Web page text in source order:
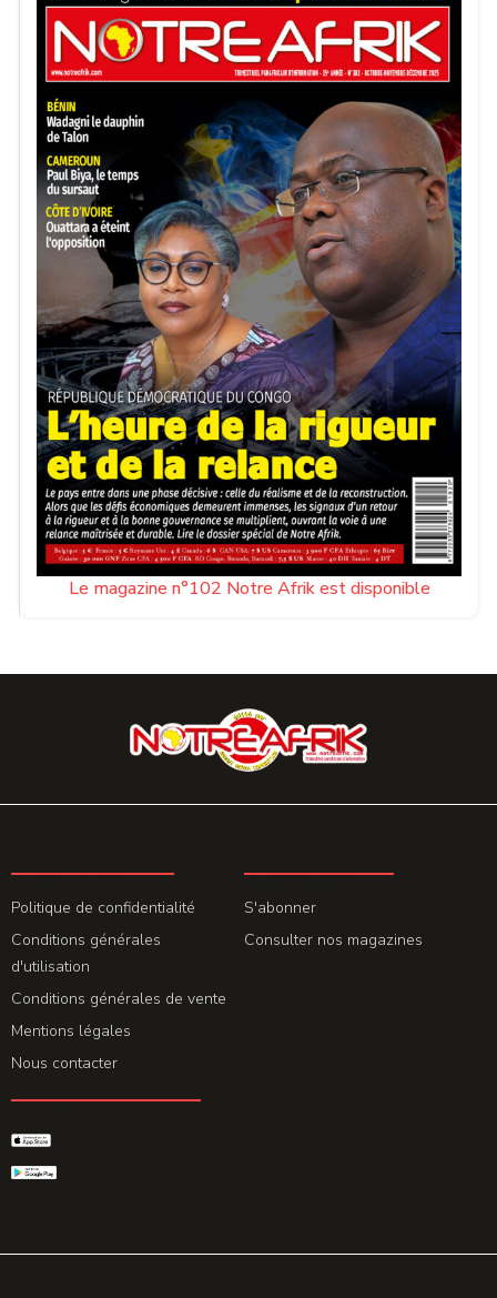
Le magazine n°102 Notre Afrik est disponible
Politique de confidentialité
Conditions générales
d'utilisation
Conditions générales de vente
Mentions légales
Nous contacter
S'abonner
Consulter nos magazines